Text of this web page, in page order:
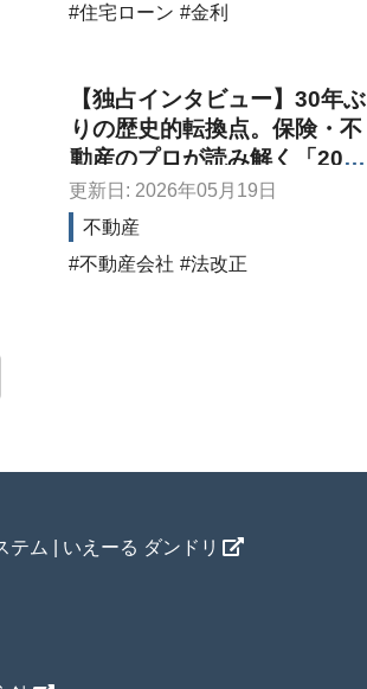
住宅ローン
金利
【独占インタビュー】30年ぶ
りの歴史的転換点。保険・不
動産のプロが読み解く「2026
年保険業法改正」の本質と、
兼業代理店の生存戦略
更新日: 2026年05月19日
不動産
不動産会社
法改正
ム | いえーる ダンドリ